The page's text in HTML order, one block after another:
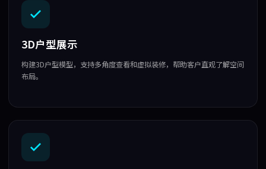
3D户型展示
构建3D户型模型，支持多角度查看和虚拟装修，帮助客户直观了解空间
布局。